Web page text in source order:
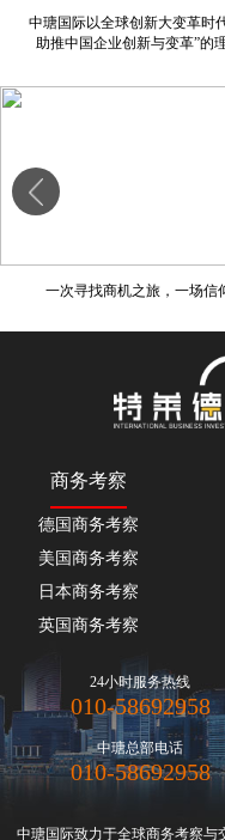
中瑭国际以全球创新大变革时
助推中国企业创新与变革”的
一次寻找商机之旅，一场信
商务考察
德国商务考察
美国商务考察
日本商务考察
英国商务考察
24小时服务热线
010-58692958
中瑭总部电话
010-58692958
中瑭国际致力于全球商务考察与